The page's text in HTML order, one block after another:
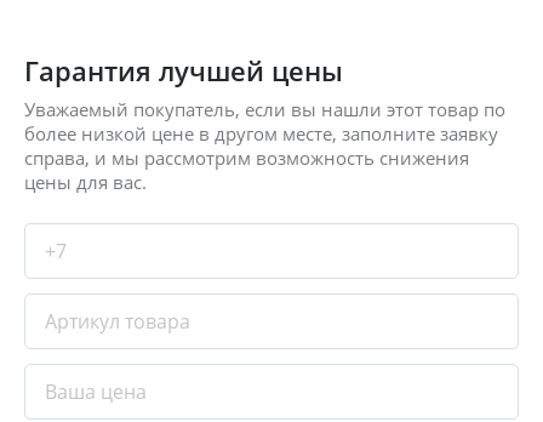
Гарантия лучшей цены
Уважаемый покупатель, если вы нашли этот товар по
более низкой цене в другом месте, заполните заявку
справа, и мы рассмотрим возможность снижения
цены для вас.